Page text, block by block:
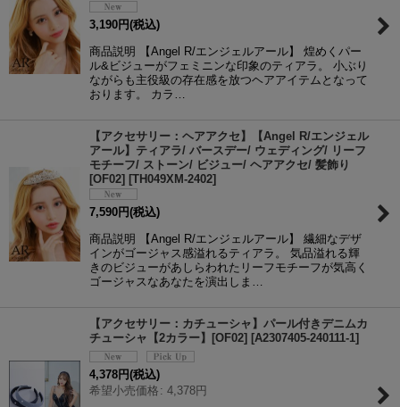
3,190 円(税込)
商品説明 【Angel R/エンジェルアール】 煌めくパー
ル&ビジューがフェミニンな印象のティアラ。 小ぶり
ながらも主役級の存在感を放つヘアアイテムとなって
おります。 カラ…
【アクセサリー：ヘアアクセ】【Angel R/エンジェル
アール】ティアラ/ バースデー/ ウェディング/ リーフ
モチーフ/ ストーン/ ビジュー/ ヘアアクセ/ 髪飾り
[OF02] [TH049XM-2402]
7,590 円(税込)
商品説明 【Angel R/エンジェルアール】 繊細なデザ
インがゴージャス感溢れるティアラ。 気品溢れる輝
きのビジューがあしらわれたリーフモチーフが気高く
ゴージャスなあなたを演出しま…
【アクセサリー：カチューシャ】パール付きデニムカ
チューシャ【2カラー】[OF02] [A2307405-240111-1]
4,378 円(税込)
希望小売価格 : 4,378円